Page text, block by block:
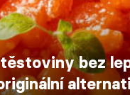
bez